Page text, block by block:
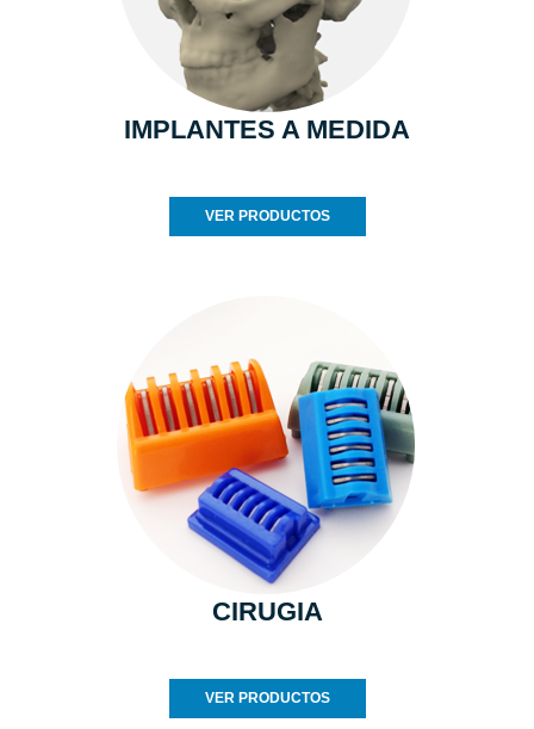
IMPLANTES A MEDIDA
VER PRODUCTOS
CIRUGIA
VER PRODUCTOS